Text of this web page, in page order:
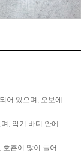
어 있으며, 오보에
, 악기 바디 안에
흡이 많이 들어